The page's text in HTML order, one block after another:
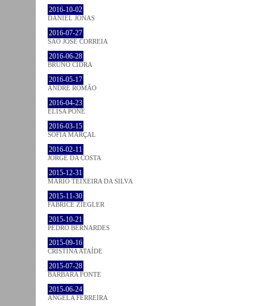
2016-10-02
DANIEL JONAS
2016-07-27
SÃO JOSÉ CORREIA
2016-06-28
BRUNO CIDRA
2016-05-17
ANDRÉ ROMÃO
2016-04-23
ELISA PÔNE
2016-03-15
SOFIA MARÇAL
2016-02-11
JORGE DA COSTA
2015-12-31
MÁRIO TEIXEIRA DA SILVA
2015-11-30
FABRICE ZIEGLER
2015-10-21
PEDRO BERNARDES
2015-09-16
CRISTINA ATAÍDE
2015-07-28
BÁRBARA FONTE
2015-06-24
ÂNGELA FERREIRA